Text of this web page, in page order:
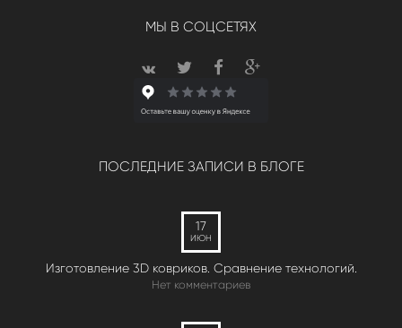
МЫ В СОЦСЕТЯХ
ПОСЛЕДНИЕ ЗАПИСИ В БЛОГЕ
17
ИЮН
Изготовление 3D ковриков. Сравнение технологий.
Нет комментариев